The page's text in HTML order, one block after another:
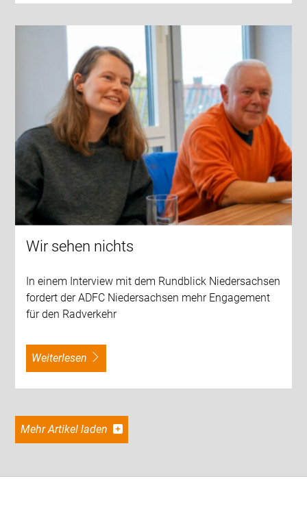
Wir sehen nichts
In einem Interview mit dem Rundblick Niedersachsen
fordert der ADFC Niedersachsen mehr Engagement
für den Radverkehr
weiterlesen
Mehr Artikel laden